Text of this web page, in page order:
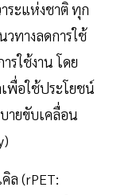
ระแห่งชาติ ทุก
ทางลดการใช้
รใช้งาน โดย
พื่อใช้ประโยชน์
ายขับเคลื่อน
)
ล (rPET: